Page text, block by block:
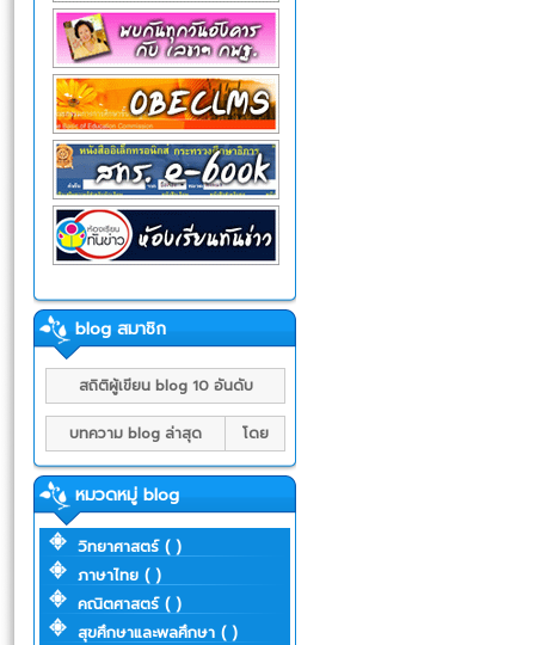
blog สมาชิก
สถิติผู้เขียน blog 10 อันดับ
บทความ blog ล่าสุด โดย
หมวดหมู่ blog
วิทยาศาสตร์ ( )
ภาษาไทย ( )
คณิตศาสตร์ ( )
สุขศึกษาและพลศึกษา ( )